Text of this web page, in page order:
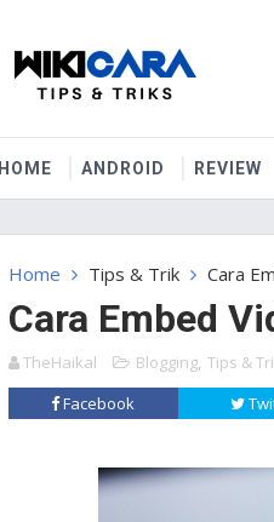
HOME ANDROID REVIEW
Home Tips & Trik Cara
Cara Embed
TheHaikal Blogging, Tips &
Facebook